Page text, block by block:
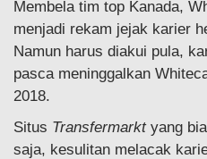
Membela tim top Kanada,
menjadi rekam jejak karier
Namun harus diakui pula,
pasca meninggalkan
2018.
Situs Transfermarkt yang
saja, kesulitan melacak